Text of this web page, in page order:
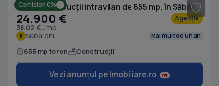
Comision 0% Teren Construcții intravilan de 655 mp, în Săbăreni
24.900 €
38.02 € / mp
Agenție
Săbăreni Mai mult de un an
655 mp teren Construcții
Vezi anunțul pe Imobiliare.ro